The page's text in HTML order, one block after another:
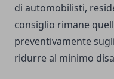
di automobilisti,
consiglio rimane
preventivamente
ridurre al minimo